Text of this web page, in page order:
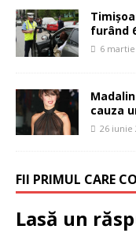
furând
6 martie
cauza
26 iunie
FII PRIMUL CARE
Lasă un